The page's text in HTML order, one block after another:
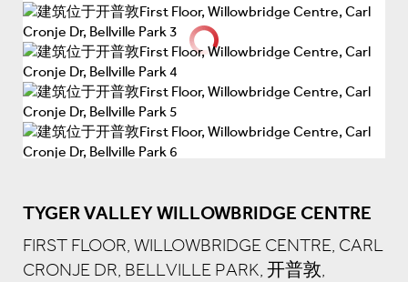
TYGER VALLEY WILLOWBRIDGE CENTRE
FIRST FLOOR, WILLOWBRIDGE CENTRE, CARL
CRONJE DR, BELLVILLE PARK, 开普敦,